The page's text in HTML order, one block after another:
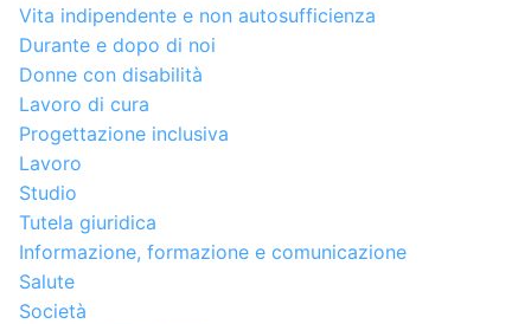
Vita indipendente e non autosufficienza
Durante e dopo di noi
Donne con disabilità
Lavoro di cura
Progettazione inclusiva
Lavoro
Studio
Tutela giuridica
Informazione, formazione e comunicazione
Salute
Società